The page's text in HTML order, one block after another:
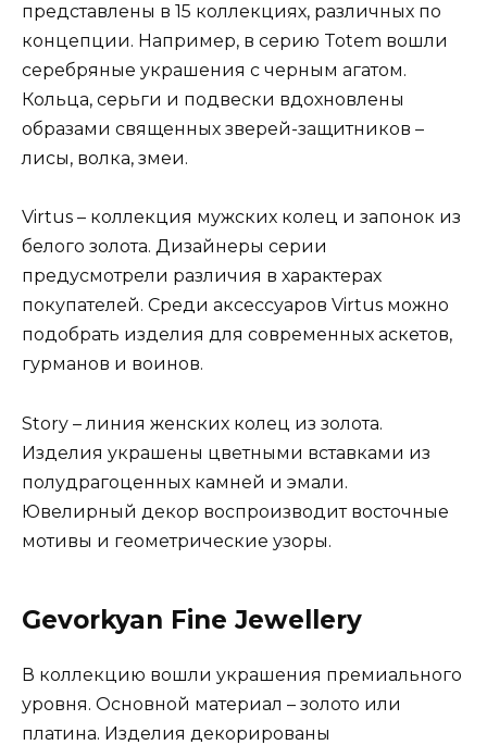
представлены в 15 коллекциях, различных по
концепции. Например, в серию Totem вошли
серебряные украшения с черным агатом.
Кольца, серьги и подвески вдохновлены
образами священных зверей-защитников –
лисы, волка, змеи.
Virtus – коллекция мужских колец и запонок из
белого золота. Дизайнеры серии
предусмотрели различия в характерах
покупателей. Среди аксессуаров Virtus можно
подобрать изделия для современных аскетов,
гурманов и воинов.
Story – линия женских колец из золота.
Изделия украшены цветными вставками из
полудрагоценных камней и эмали.
Ювелирный декор воспроизводит восточные
мотивы и геометрические узоры.
Gevorkyan Fine Jewellery
В коллекцию вошли украшения премиального
уровня. Основной материал – золото или
платина. Изделия декорированы